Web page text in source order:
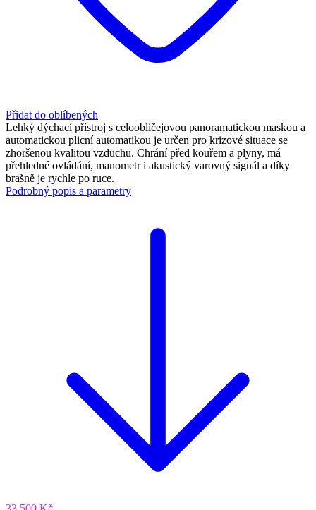
Přidat do oblíbených
Lehký dýchací přístroj s celoobličejovou panoramatickou maskou a
automatickou plicní automatikou je určen pro krizové situace se
zhoršenou kvalitou vzduchu. Chrání před kouřem a plyny, má
přehledné ovládání, manometr i akustický varovný signál a díky
brašně je rychle po ruce.
Podrobný popis a parametry